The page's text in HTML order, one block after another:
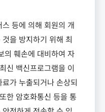
등에 의해 회원의 개
을 방지하기 위해 최
의 훼손에 대비하여 자
최신 백신프로그램을 이
가 누출되거나 손상되
또한 암호화통신 등을 통